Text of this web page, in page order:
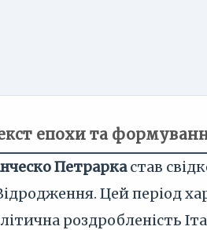
епохи та
Петраркастав
Цей період
роздробленість